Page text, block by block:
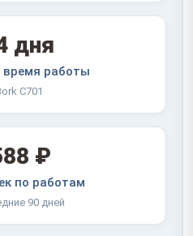
дня
время работы
C701
₽
по работам
90 дней